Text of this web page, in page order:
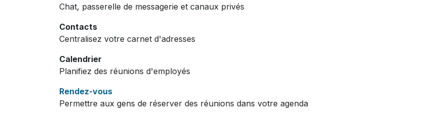
Chat, passerelle de messagerie et canaux privés
Contacts
Centralisez votre carnet d'adresses
Calendrier
Planifiez des réunions d'employés
Rendez-vous
Permettre aux gens de réserver des réunions dans votre agenda